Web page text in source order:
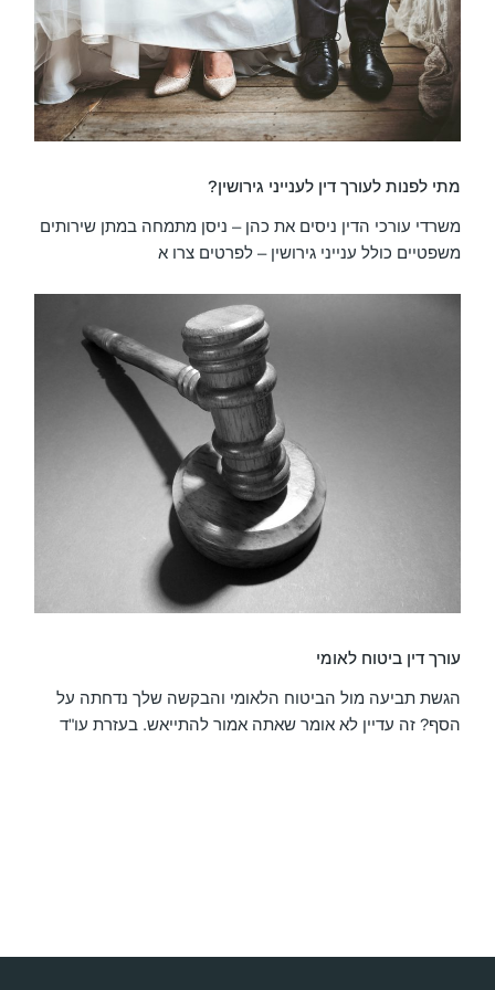
מתי לפנות לעורך דין לענייני גירושין?
משרדי עורכי הדין ניסים את כהן – ניסן מתמחה במתן שירותים
משפטיים כולל ענייני גירושין – לפרטים צרו א
עורך דין ביטוח לאומי
הגשת תביעה מול הביטוח הלאומי והבקשה שלך נדחתה על
הסף? זה עדיין לא אומר שאתה אמור להתייאש. בעזרת עו"ד